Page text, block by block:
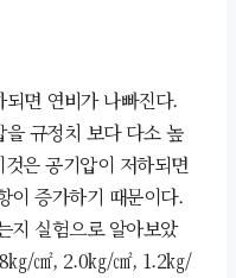
면 연비가 나빠진다.
규정치 보다 다소 높
은 공기압이 저하되면
이 증가하기 때문이다.
지 실험으로 알아보았
㎏/㎠, 2.0㎏/㎠, 1.2㎏/